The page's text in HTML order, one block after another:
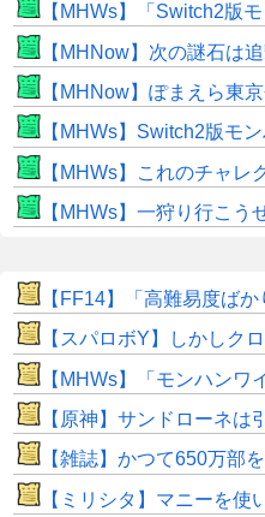
【MHWs】「Switch2版モンハン
【MHNow】次の謎石は追撃か。次元臨
【MHNow】ぽまえら東
【MHWs】Switch2版モンハ
【MHWs】これのチャレ
【MHWs】一狩り行こうぜ！「モンスターハン
【FF14】「高難易度ばかりだと人は離れる」「難しいのも大事！」
【スパロボY】しかしクロウはやっ
【MHWs】「モンハンワイルズはSwitch2にも出
【原神】サンドローネは引いて
【雑誌】かつて650万部を誇った「週刊少年ジャンプ」
【ミリシタ】マニーを使